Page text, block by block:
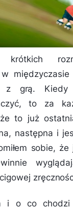
krótkich
międzyczasie
z grą. Kiedy
to za
to już
następna i
sobie,
i o co